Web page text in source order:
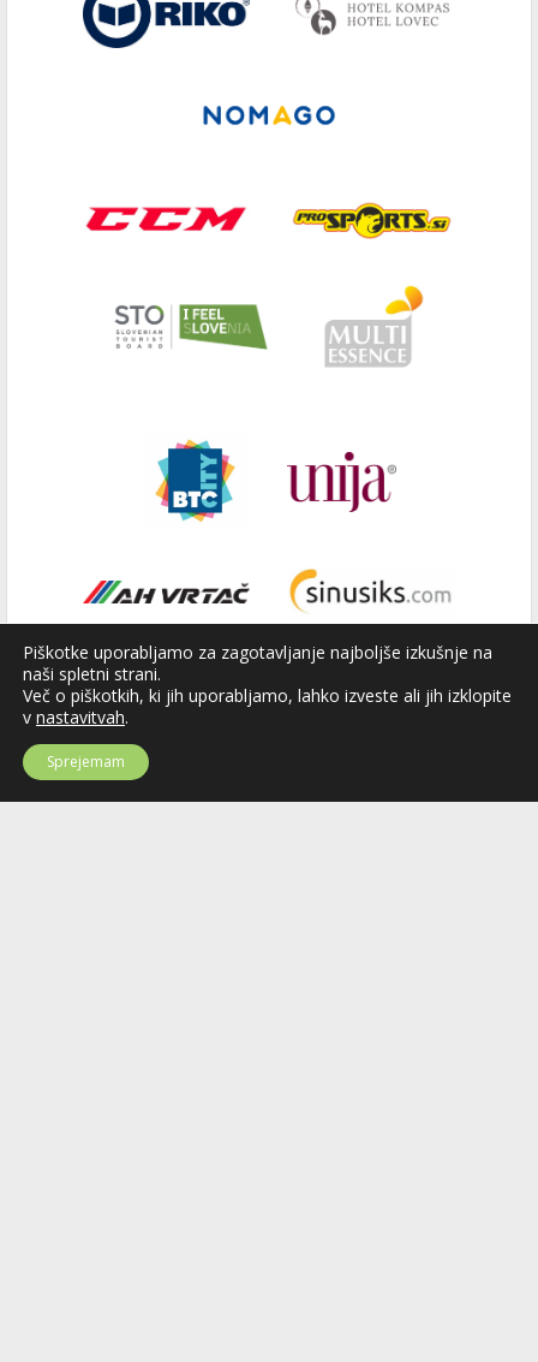
Piškotke uporabljamo za zagotavljanje najboljše izkušnje na
naši spletni strani.
Več o piškotkih, ki jih uporabljamo, lahko izveste ali jih izklopite
v nastavitvah.
Sprejemam